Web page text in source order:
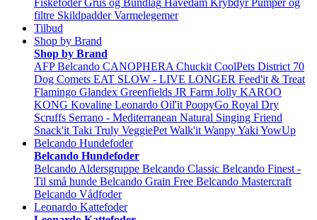
filtre Skildpadder Varmelegemer
Tilbud
Shop by Brand
Shop by Brand
AFP Belcando CANOPHERA Chuckit CoolPets District 70
Dog Comets EAT SLOW - LIVE LONGER Feed'it & Treat
Flamingo Glandex Greenfields JR Farm Jolly KAROO
KONG Kovaline Leonardo Oil'it PoopyGo Royal Dry
Scruffs Serrano - Mediterranean Natural Singing Friend
Snack'it Taki Truly VeggiePet Walk'it WanpyYaki YowUp
Belcando Hundefoder
Belcando Hundefoder
Belcando Aldersgruppe Belcando Classic Belcando Finest -
Til små hunde Belcando Grain Free Belcando Mastercraft
Belcando Vådfoder
Leonardo Kattefoder